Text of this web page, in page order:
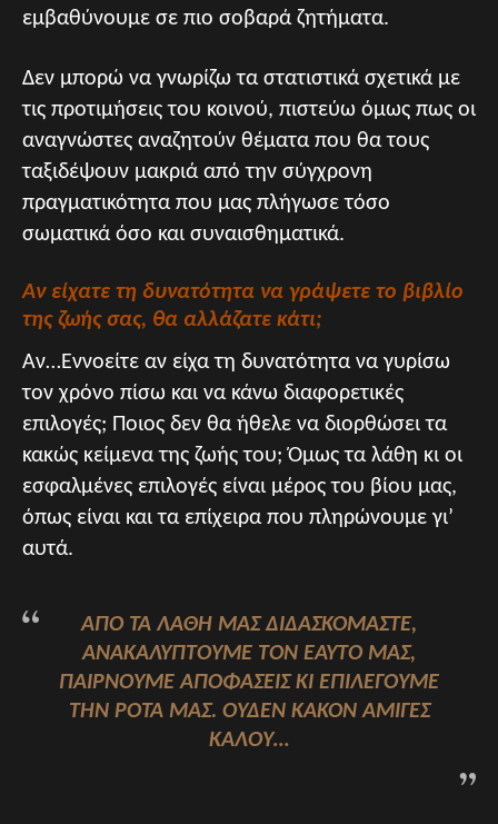
εμβαθύνουμε σε πιο σοβαρά ζητήματα.
Δεν μπορώ να γνωρίζω τα στατιστικά σχετικά με
τις προτιμήσεις του κοινού, πιστεύω όμως πως οι
αναγνώστες αναζητούν θέματα που θα τους
ταξιδέψουν μακριά από την σύγχρονη
πραγματικότητα που μας πλήγωσε τόσο
σωματικά όσο και συναισθηματικά.
Αν είχατε τη δυνατότητα να γράψετε το βιβλίο
της ζωής σας, θα αλλάζατε κάτι;
Αν…Εννοείτε αν είχα τη δυνατότητα να γυρίσω
τον χρόνο πίσω και να κάνω διαφορετικές
επιλογές; Ποιoς δεν θα ήθελε να διορθώσει τα
κακώς κείμενα της ζωής του; Όμως τα λάθη κι οι
εσφαλμένες επιλογές είναι μέρος του βίου μας,
όπως είναι και τα επίχειρα που πληρώνουμε γι’
αυτά.
ΑΠΌ ΤΑ ΛΆΘΗ ΜΑΣ ΔΙΔΑΣΚΌΜΑΣΤΕ,
ΑΝΑΚΑΛΎΠΤΟΥΜΕ ΤΟΝ ΕΑΥΤΌ ΜΑΣ,
ΠΑΊΡΝΟΥΜΕ ΑΠΟΦΆΣΕΙΣ ΚΙ ΕΠΙΛΈΓΟΥΜΕ
ΤΗΝ ΡΌΤΑ ΜΑΣ. ΟΥΔΈΝ ΚΑΚΌΝ ΑΜΙΓΈΣ
ΚΑΛΟΎ…